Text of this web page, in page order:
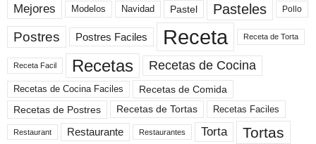
Mejores Modelos Navidad Pastel Pasteles Pollo
Postres Postres Faciles Receta Receta de Torta
Receta Facil Recetas Recetas de Cocina
Recetas de Cocina Faciles
Recetas de Comida
Recetas de Postres
Recetas de Tortas Recetas Faciles
Restaurant Restaurante Restaurantes Torta Tortas